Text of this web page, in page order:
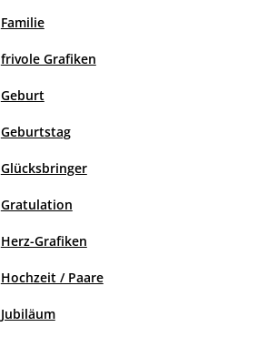
Familie
frivole Grafiken
Geburt
Geburtstag
Glücksbringer
Gratulation
Herz-Grafiken
Hochzeit / Paare
Jubiläum